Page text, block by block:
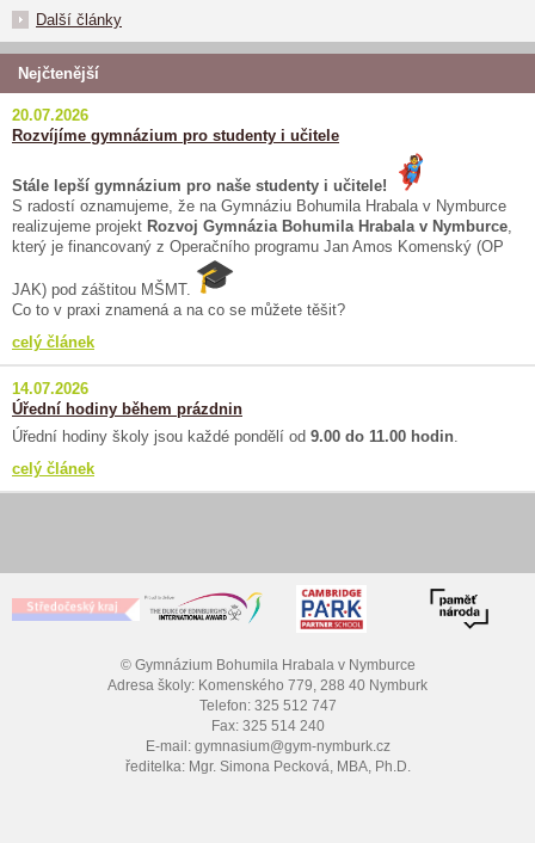
Další články
Nejčtenější
20.07.2026
Rozvíjíme gymnázium pro studenty i učitele
Stále lepší gymnázium pro naše studenty i učitele!
S radostí oznamujeme, že na Gymnáziu Bohumila Hrabala v Nymburce
realizujeme projekt Rozvoj Gymnázia Bohumila Hrabala v Nymburce
který je financovaný z Operačního programu Jan Amos Komenský (OP
JAK) pod záštitou MŠMT.
Co to v praxi znamená a na co se můžete těšit?
celý článek
14.07.2026
Úřední hodiny během prázdnin
Úřední hodiny školy jsou každé pondělí od 9.00 do 11.00 hodin
celý článek
© Gymnázium Bohumila Hrabala v Nymburce
Adresa školy: Komenského 779, 288 40 Nymburk
Telefon: 325 512 747
Fax: 325 514 240
E-mail: gymnasium@gym-nymburk.cz
ředitelka: Mgr. Simona Pecková, MBA, Ph.D.